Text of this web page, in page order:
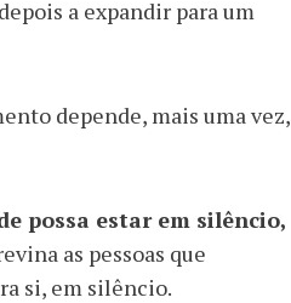
a expandir para um
depende, mais uma vez,
possa estar em silêncio,
as pessoas que
si, em silêncio.